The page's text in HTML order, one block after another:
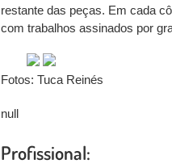
restante das peças. Em cada
com trabalhos assinados por
Fotos: Tuca Reinés
null
Profissional: